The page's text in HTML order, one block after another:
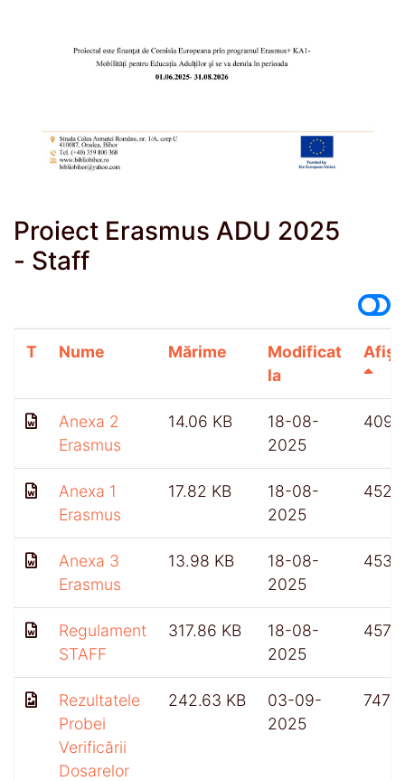
Proiect Erasmus ADU 2025
- Staff
T Nume Mărime
Modificat
la
Anexa 2
Erasmus
14.06 KB
18-08-
2025
409
Anexa 1
Erasmus
17.82 KB
18-08-
2025
452
Anexa 3
Erasmus
13.98 KB
18-08-
2025
453
Regulament
STAFF
317.86 KB
18-08-
2025
457
Rezultatele
Probei
Verificării
Dosarelor
242.63 KB
03-09-
2025
747